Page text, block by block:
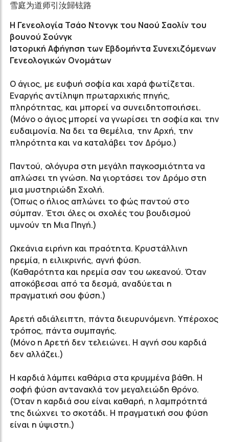
雪庭为道师引汝歸铉路
Η Γενεολογία Τσάο Ντονγκ του Ναού Σαολίν του
βουνού Σούνγκ
Ιστορική Αφήγηση των Εβδομήντα Συνεχιζόμενων
Γενεολογικών Ονομάτων
Ο άγιος, με ευφυή σοφία και χαρά φωτίζεται.
Εναργής αντίληψη πρωταρχικής πηγής,
πληρότητας, και μπορεί να συνειδητοποιήσει.
(Μόνο ο άγιος μπορεί να γνωρίσει τη σοφία και την
ευδαιμονία. Να δει τα θεμέλια, την Αρχή, την
πληρότητα και να καταλάβει τον Δρόμο.)
Παντού, ολόγυρα στη μεγάλη παγκοσμιότητα να
απλώσει τη γνώση. Να γιορτάσει τον Δρόμο στη
μια μυστηριώδη Σχολή.
(Όπως ο ήλιος απλώνει το φώς παντού στο
σύμπαν. Έτσι όλες οι σχολές του βουδισμού
υμνούν τη Μια Πηγή.)
Ωκεάνια ειρήνη και πραότητα. Κρυστάλλινη
ηρεμία, η ειλικρινής, αγνή φύση.
(Καθαρότητα και ηρεμία σαν του ωκεανού. Όταν
αποκόβεσαι από τα δεσμά, αναδύεται η
πραγματική σου φύση.)
Αρετή αδιάλειπτη, πάντα διευρυνόμενη. Υπέροχος
τρόπος, πάντα συμπαγής.
(Μόνο η Αρετή δεν τελειώνει. Η αγνή σου καρδιά
δεν αλλάζει.)
Η καρδιά λάμπει καθάρια στα κρυμμένα βάθη. Η
σοφή φύση αντανακλά τον μεγαλειώδη θρόνο.
(Όταν η καρδιά σου είναι καθαρή, η λαμπρότητά
της διώχνει το σκοτάδι. Η πραγματική σου φύση
είναι η ύψιστη.)